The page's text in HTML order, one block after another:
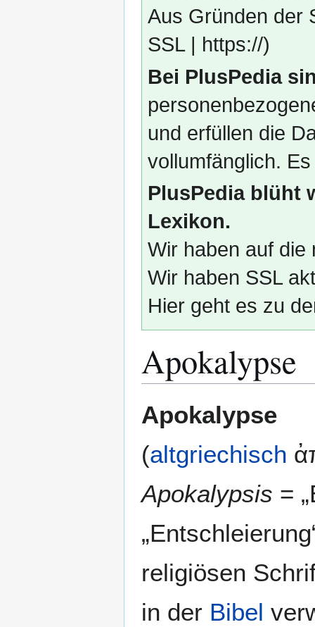
Aus Gründen der
SSL | https://)
Bei PlusPedia
und erfüllen die
vollumfänglich.
PlusPedia blüht
Lexikon.
Wir haben auf die
Wir haben SSL
Hier geht es zu
Apokalypse
Navigation
Suche
Apokalypse
(altgriechisch
Apokalypsis =
religiösen
in der Bibel